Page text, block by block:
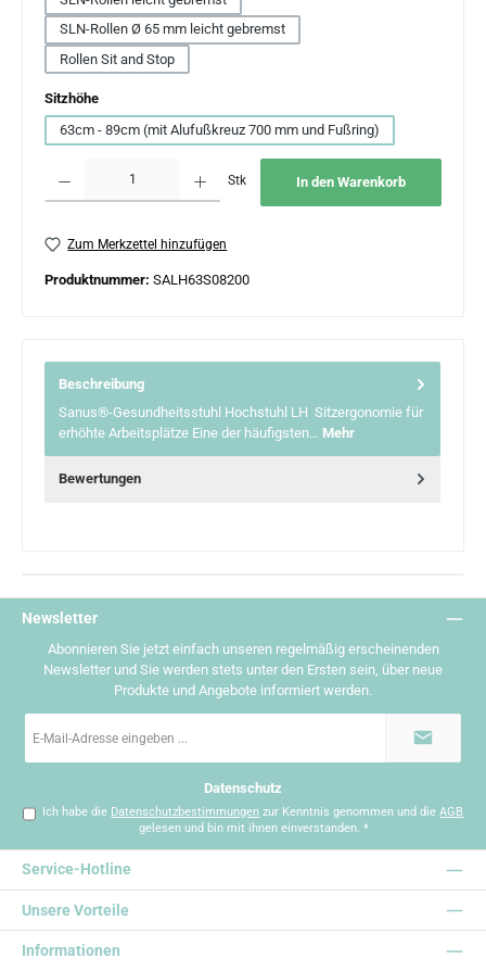
SLN-Rollen Ø 65 mm leicht gebremst
Rollen Sit and Stop
Sitzhöheauswählen
63cm - 89cm (mit Alufußkreuz 700 mm und Fußring)
Stk In den Warenkorb
Zum Merkzettel hinzufügen
Produktnummer: SALH63S08200
Beschreibung
Sanus®-Gesundheitsstuhl Hochstuhl LH Sitzergonomie für
erhöhte Arbeitsplätze Eine der häufigsten… Mehr
Bewertungen
Newsletter
Abonnieren Sie jetzt einfach unseren regelmäßig erscheinenden
Newsletter und Sie werden stets unter den Ersten sein, über neue
Produkte und Angebote informiert werden.
Mail-
Datenschutz
Ich habe die Datenschutzbestimmungen zur Kenntnis genommen und dieAGB
gelesen und bin mit ihnen einverstanden. *
Service-Hotline
Informationen
Unsere Vorteile